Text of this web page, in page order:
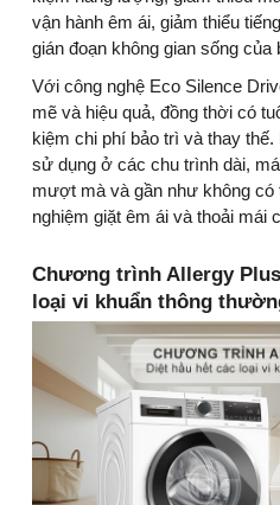
vận hành êm ái, giảm thiểu
gián đoạn không gian sống của
Với công nghệ Eco Silence
mẽ và hiệu quả, đồng thời có
kiệm chi phí bảo trì và thay
sử dụng ở các chu trình dài,
mượt mà và gần như không có
nghiệm giặt êm ái và thoải mái
Chương trình Allergy
loại vi khuẩn thông